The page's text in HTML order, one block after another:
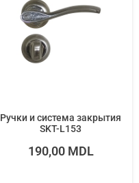
Ручки и система закрытия
SKT-L153
190,00 MDL